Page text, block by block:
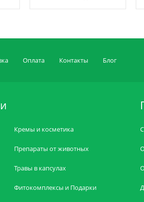
Оплата Контакты Блог
Кремы и косметика
Препараты от животных
Травы в капсулах
Фитокомплексы и Подарки